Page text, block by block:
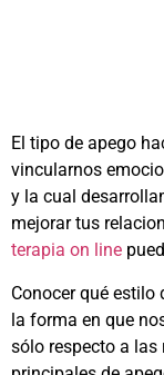
El tipo de apego
vincularnos
y la cual
mejorar tus
terapia on line
Conocer qué estilo
la forma en que
sólo respecto a